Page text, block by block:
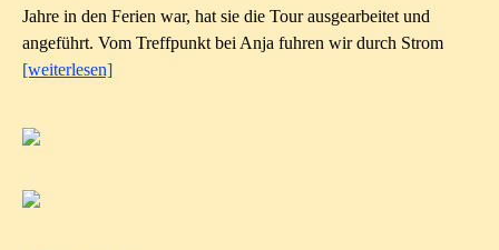
Jahre in den Ferien war, hat sie die Tour ausgearbeitet und
angeführt. Vom Treffpunkt bei Anja fuhren wir durch Strom
[weiterlesen]